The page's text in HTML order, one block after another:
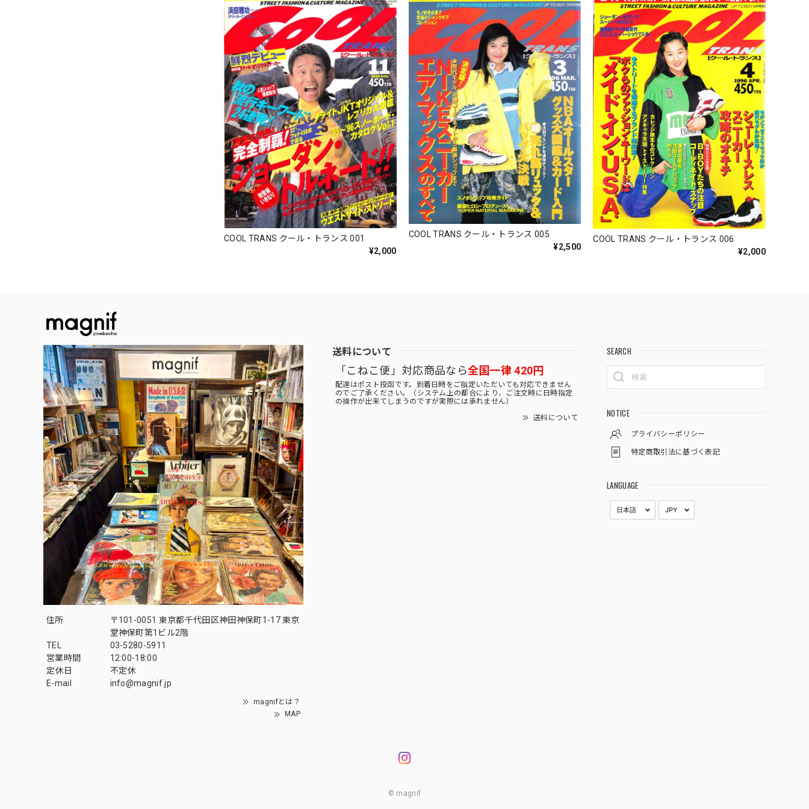
COOL TRANS クール・トランス 001
¥2,000
COOL TRANS クール・トランス 005
¥2,500
COOL TRANS クール・トランス 006
¥2,000
住所
〒101-0051 東京都千代田区神田神保町1-17 東京
堂神保町第1ビル2階
TEL
03-5280-5911
営業時間
12:00-18:00
定休日
不定休
E-mail
info@magnif.jp
magnifとは？
MAP
送料について
「こねこ便」対応商品なら全国一律 420円
配達はポスト投函です。到着日時をご指定いただいても対応できません
のでご了承ください。（システム上の都合により、ご注文時に日時指定
の操作が出来てしまうのですが実際には承れません）
送料について
SEARCH
NOTICE
プライバシーポリシー
特定商取引法に基づく表記
LANGUAGE
© magnif